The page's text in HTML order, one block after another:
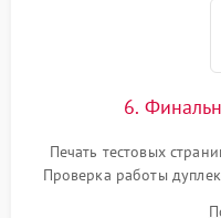
6.
Печать тестовых
Проверка работы
качества запекания